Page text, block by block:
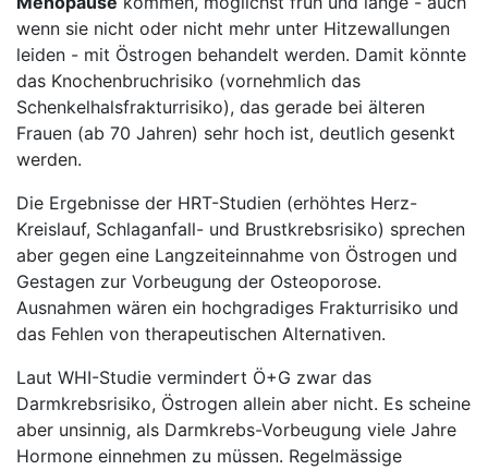
wenn sie nicht oder nicht mehr unter Hitzewallungen
leiden - mit Östrogen behandelt werden. Damit könnte
das Knochenbruchrisiko (vornehmlich das
Schenkelhalsfrakturrisiko), das gerade bei älteren
Frauen (ab 70 Jahren) sehr hoch ist, deutlich gesenkt
werden.
Die Ergebnisse der HRT-Studien (erhöhtes Herz-
Kreislauf, Schlaganfall- und Brustkrebsrisiko) sprechen
aber gegen eine Langzeiteinnahme von Östrogen und
Gestagen zur Vorbeugung der Osteoporose.
Ausnahmen wären ein hochgradiges Frakturrisiko und
das Fehlen von therapeutischen Alternativen.
Laut WHI-Studie vermindert Ö+G zwar das
Darmkrebsrisiko, Östrogen allein aber nicht. Es scheine
aber unsinnig, als Darmkrebs-Vorbeugung viele Jahre
Hormone einnehmen zu müssen. Regelmässige